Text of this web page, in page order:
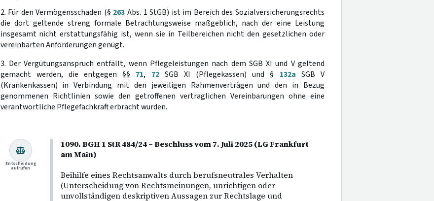
2. Für den Vermögensschaden (§ 263 Abs. 1 StGB) ist im Bereich des Sozialversicherungsrechts
die dort geltende streng formale Betrachtungsweise maßgeblich, nach der eine Leistung
insgesamt nicht erstattungsfähig ist, wenn sie in Teilbereichen nicht den gesetzlichen oder
vereinbarten Anforderungen genügt.
3. Der Vergütungsanspruch entfällt, wenn Pflegeleistungen nach dem SGB XI und V geltend
gemacht werden, die entgegen §§ 71, 72SGB XI (Pflegekassen) und § 132a SGB V
(Krankenkassen) in Verbindung mit den jeweiligen Rahmenverträgen und den in Bezug
genommenen Richtlinien sowie den getroffenen vertraglichen Vereinbarungen ohne eine
verantwortliche Pflegefachkraft erbracht wurden.
1090. BGH 1 StR 484/24 – Beschluss vom 7. Juli 2025 (LG Frankfurt
am Main)
Beihilfe eines Rechtsanwalts durch berufsneutrales Verhalten
(Unterscheidung von Rechtsmeinungen, unrichtigen oder
unvollständigen deskriptiven Aussagen zur Rechtslage und
Entscheidung
aufrufen